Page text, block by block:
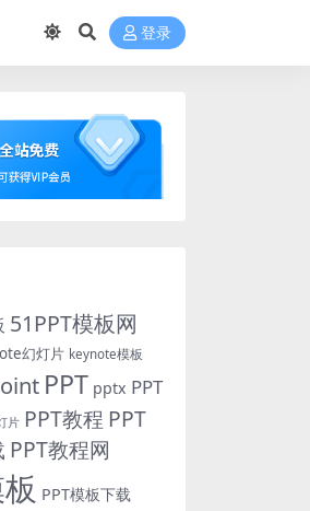
登录
51PPT模板网
幻灯片 keynote模板
PPT pptx PPT
片 PPT教程 PPT
PPT教程网
PPT模板下载